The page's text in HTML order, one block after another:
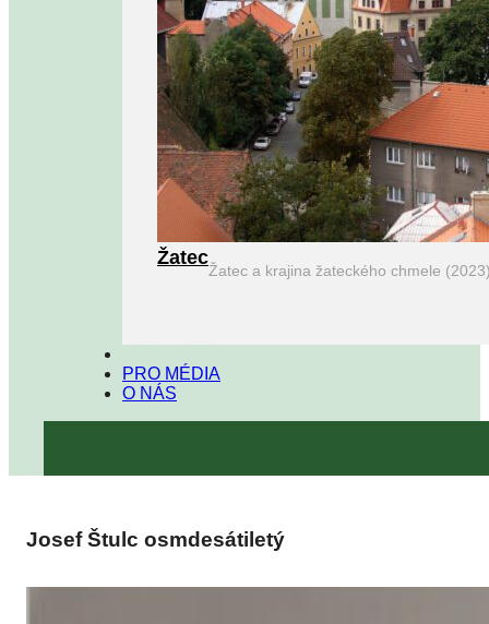
Žatec
Žatec a krajina žateckého chmele
PRO MÉDIA
O NÁS
Josef Štulc osmdesátiletý